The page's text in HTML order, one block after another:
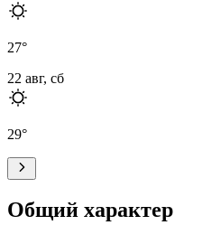
27°
22 авг, сб
29°
Общий характер